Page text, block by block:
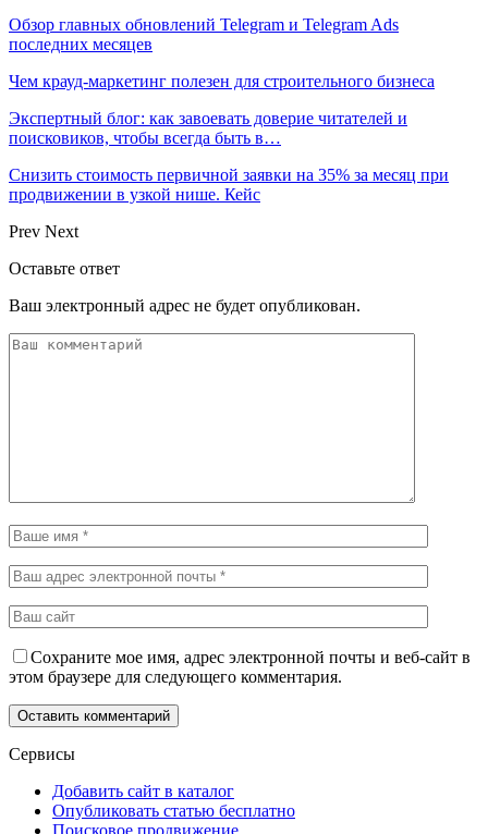
Обзор главных обновлений Telegram и Telegram Ads
последних месяцев
Чем крауд-маркетинг полезен для строительного бизнеса
Экспертный блог: как завоевать доверие читателей и
поисковиков, чтобы всегда быть в…
Снизить стоимость первичной заявки на 35% за месяц при
продвижении в узкой нише. Кейс
Prev Next
Оставьте ответ
Ваш электронный адрес не будет опубликован.
Сохраните мое имя, адрес электронной почты и веб-сайт в
этом браузере для следующего комментария.
Сервисы
Добавить сайт в каталог
Опубликовать статью бесплатно
Поисковое продвижение